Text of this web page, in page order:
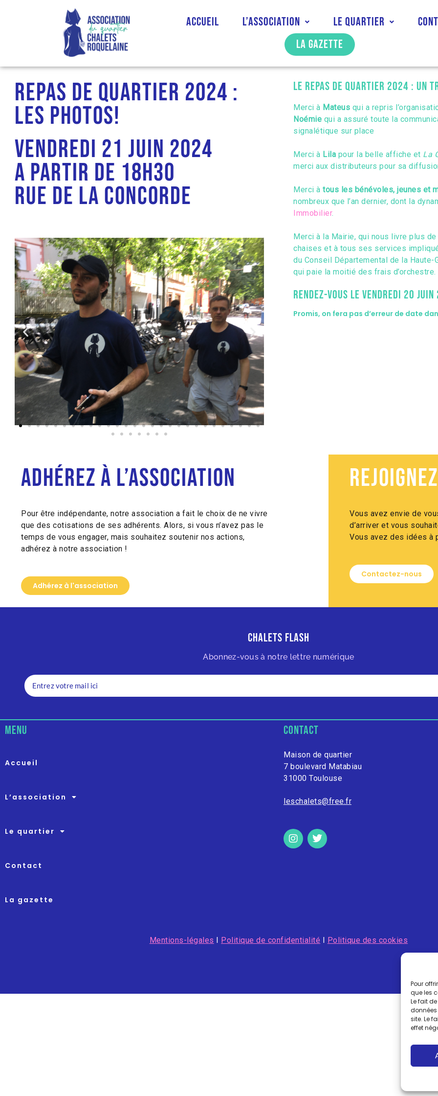
Pour
que les
Le fait
site. Le
effet
Accueil L’association Le quartier
La gazette
Repas de quartier 2024 :
les photos!
Vendredi 21 juin 2024
A partir de 18h30
Rue de la Concorde
Le repas de quartier 2024 : un
Merci à Mateus qui a repris
Noémie qui a assuré toute la
signalétique sur place
Merci à Lila pour la belle affiche et La
merci aux distributeurs pour sa
Merci à tous les bénévoles, jeunes et
nombreux que l’an dernier, dont la
Immobilier.
Merci à la Mairie, qui nous livre plus
chaises et à tous ses services
du Conseil Départemental de la Haute-
qui paie la moitié des frais d’orchestre.
Rendez-vous le vendredi 20 juin
Promis, on fera pas d’erreur de date
Adhérez à l’association
Pour être indépendante, notre association a fait le choix de ne vivre
que des cotisations de ses adhérents. Alors, si vous n’avez pas le
temps de vous engager, mais souhaitez soutenir nos actions,
adhérez à notre association !
Adhérez à l'association
Vous avez envie de
d’arriver et vous
Vous avez des idées à
Contactez-nous
Chalets Flash
Abonnez-vous à notre lettre numérique
menu
Accueil
L’association
Le quartier
Contact
La gazette
contact
Maison de quartier
7 boulevard Matabiau
31000 Toulouse
leschalets@free.fr
Mentions-légales I Politique de confidentialité I Politique des cookies